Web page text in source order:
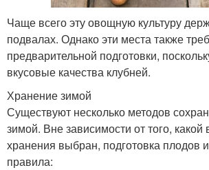
Чаще всего эту овощную культуру
подвалах. Однако эти места также
предварительной подготовки,
вкусовые качества клубней.
Хранение зимой
Существуют несколько методов
зимой. Вне зависимости от того, какой
хранения выбран, подготовка плодов
правила: